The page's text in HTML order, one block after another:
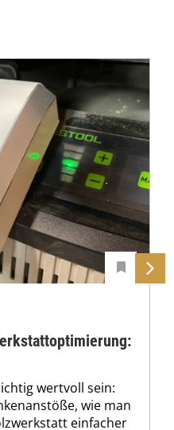
wertvoll sein:
wie man
einfacher